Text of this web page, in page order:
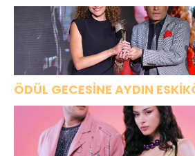
ÖDÜL GECESİNE AYDIN